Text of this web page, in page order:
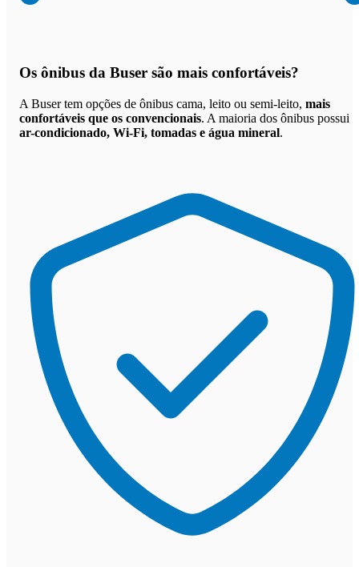
Os ônibus da Buser são mais confortáveis?
A Buser tem opções de ônibus cama, leito ou semi-leito, mais
confortáveis que os convencionais. A maioria dos ônibus possui
ar-condicionado, Wi-Fi, tomadas e água mineral.